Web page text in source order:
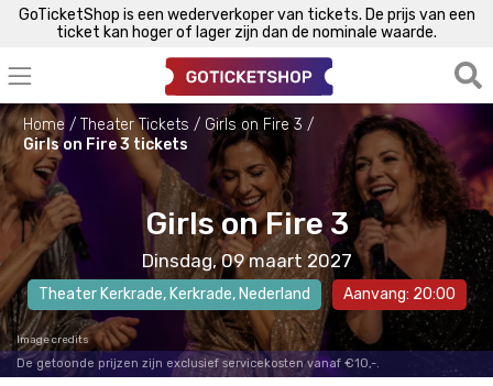
GoTicketShop is een wederverkoper van tickets. De prijs van een
ticket kan hoger of lager zijn dan de nominale waarde.
Home Theater Tickets
Girls on Fire 3
Girls on Fire 3 tickets
Girls on Fire 3
Dinsdag, 09 maart 2027
Theater Kerkrade, Kerkrade, Nederland Aanvang: 20:00
Image credits
De getoonde prijzen zijn exclusief servicekosten vanaf €10,-.